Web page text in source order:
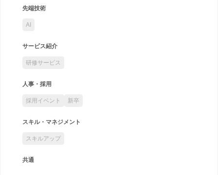
先端技術
AI
サービス紹介
研修サービス
人事・採用
採用イベント 新卒
スキル・マネジメント
スキルアップ
共通